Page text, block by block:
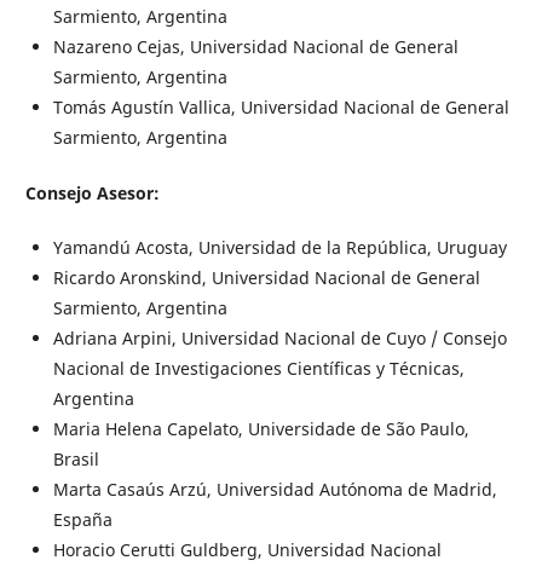
Sarmiento, Argentina
Nazareno Cejas, Universidad Nacional de General
Sarmiento, Argentina
Tomás Agustín Vallica, Universidad Nacional de General
Sarmiento, Argentina
Consejo Asesor:
Yamandú Acosta, Universidad de la República, Uruguay
Ricardo Aronskind, Universidad Nacional de General
Sarmiento, Argentina
Adriana Arpini, Universidad Nacional de Cuyo / Consejo
Nacional de Investigaciones Científicas y Técnicas,
Argentina
Maria Helena Capelato, Universidade de São Paulo,
Brasil
Marta Casaús Arzú, Universidad Autónoma de Madrid,
España
Horacio Cerutti Guldberg, Universidad Nacional